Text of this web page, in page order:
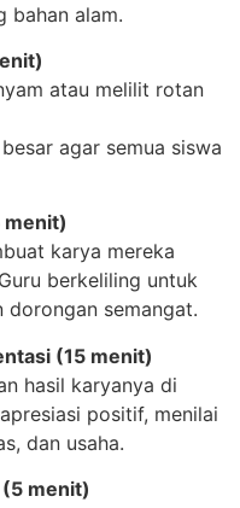
bahan alam.
atau melilit rotan
agar semua siswa
menit)
karya mereka
berkeliling untuk
dorongan semangat.
(15 menit)
hasil karyanya di
positif, menilai
dan usaha.
menit)